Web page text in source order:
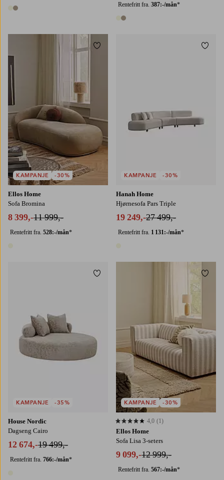
2 farger
Rentefritt fra. 387:-/mån*
2 farger
Ellos Home
Sofa Bromina
8 399,-11 999,-
Rentefritt fra. 528:-/mån*
KAMPANJE -30%
Legg til favoritter
Hanah Home
Hjørnesofa Pars Triple
19 249,-27 499,-
Rentefritt fra. 1 131:-/mån*
KAMPANJE -30%
House Nordic
Dagseng Cairo
12 674,-19 499,-
Rentefritt fra. 766:-/mån*
KAMPANJE -35%
Legg til favoritter
Ellos Home
Sofa Lisa 3-seters
9 099,-12 999,-
Rentefritt fra. 567:-/mån*
4,0 basert på 1 karaktergivninger
4,0 (1)
KAMPANJE -30%